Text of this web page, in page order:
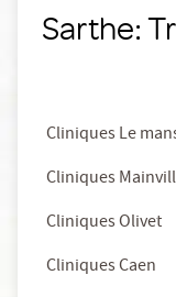
Sarthe:
Cliniques Le
Cliniques
Cliniques Olivet
Cliniques Caen